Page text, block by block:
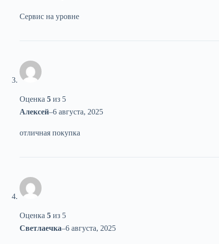
Сервис на уровне
Оценка 5 из 5
Алексей–6 августа, 2025
отличная покупка
Оценка 5 из 5
Светлаечка–6 августа, 2025